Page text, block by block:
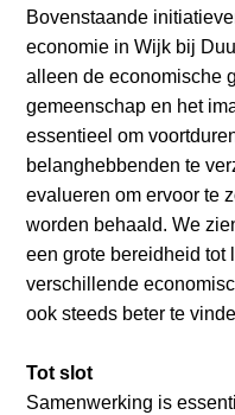
Bovenstaande
economie in Wijk bij
alleen de economische
gemeenschap en het
essentieel om
belanghebbenden te
evalueren om ervoor te
worden behaald. We
een grote bereidheid tot
verschillende
ook steeds beter te
Tot slot
Samenwerking is